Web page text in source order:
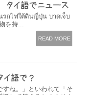
イ語でニュース
ถไฟใต้ดินญี่ปุ่น บาดเจ็บ
を持...
READ MORE
イ語で？
すね。」といわれて「そ